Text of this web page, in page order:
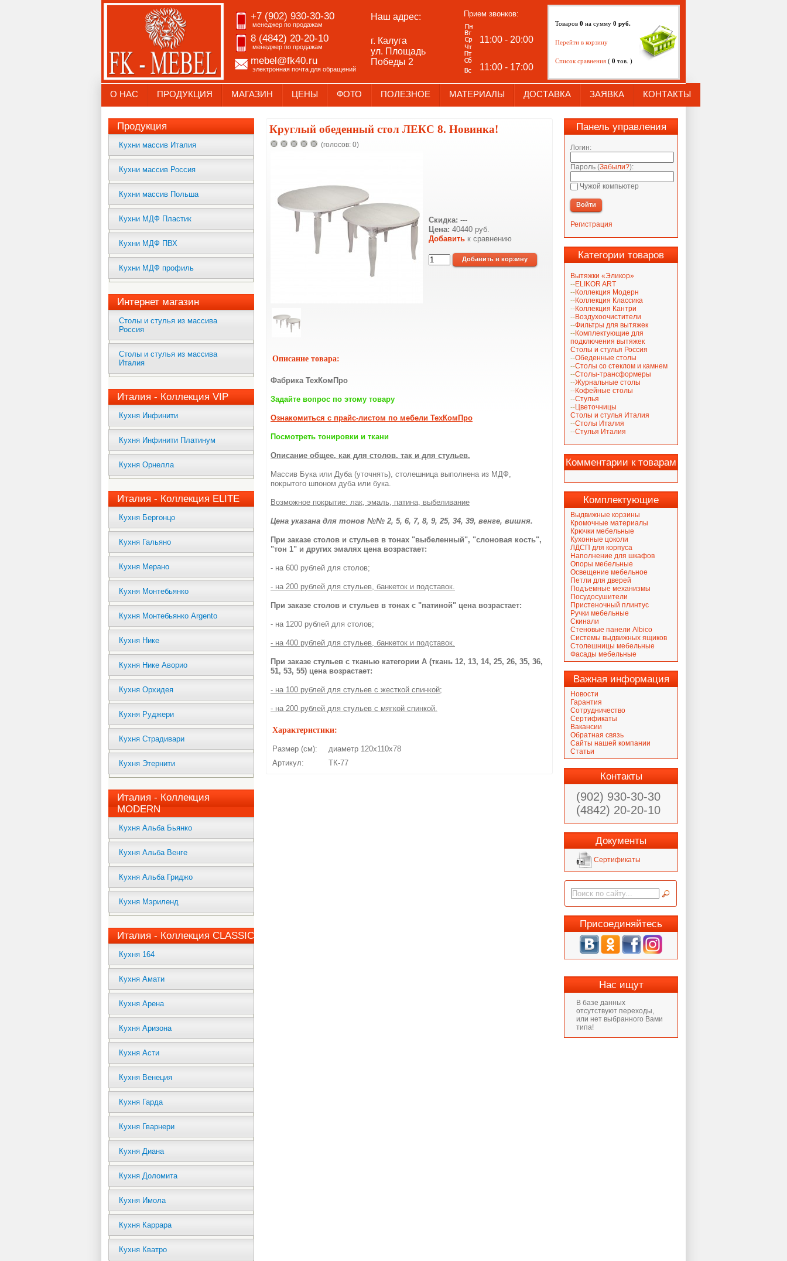
Наш адрес:
г. Калуга
ул. Площадь
Победы 2
Товаров 0 на сумму 0 руб.
Перейти в корзину
Список сравнения ( 0 тов. )
+7 (902) 930-30-30
менеджер по продажам
8 (4842) 20-20-10
менеджер по продажам
mebel@fk40.ru
электронная почта для обращений
Прием звонков:
11:00 - 20:00
11:00 - 17:00
О НАС ПРОДУКЦИЯ МАГАЗИН ЦЕНЫ ФОТО ПОЛЕЗНОЕ МАТЕРИАЛЫ ДОСТАВКА ЗАЯВКА КОНТАКТЫ
Продукция
Кухни массив Италия
Кухни массив Россия
Кухни массив Польша
Кухни МДФ Пластик
Кухни МДФ ПВХ
Кухни МДФ профиль
Интернет магазин
Столы и стулья из массива
Россия
Столы и стулья из массива
Италия
Италия - Коллекция VIP
Кухня Инфинити
Кухня Инфинити Платинум
Кухня Орнелла
Италия - Коллекция ELITE
Кухня Бергонцо
Кухня Гальяно
Кухня Мерано
Кухня Монтебьянко
Кухня Монтебьянко Argento
Кухня Нике
Кухня Нике Аворио
Кухня Орхидея
Кухня Руджери
Кухня Страдивари
Кухня Этернити
Италия - Коллекция
MODERN
Кухня Альба Бьянко
Кухня Альба Венге
Кухня Альба Гриджо
Кухня Мэриленд
Италия - Коллекция CLASSIC
Кухня 164
Кухня Амати
Кухня Арена
Кухня Аризона
Кухня Асти
Кухня Венеция
Кухня Гарда
Кухня Гварнери
Кухня Диана
Кухня Доломита
Кухня Имола
Кухня Каррара
Кухня Кватро
Круглый обеденный стол ЛЕКС 8. Новинка!
(голосов: 0)
Скидка: ---
Цена: 40440 руб.
Добавить к сравнению
Описание товара:
Фабрика ТехКомПро
Задайте вопрос по этому товару
Ознакомиться с прайс-листом по мебели ТехКомПро
Посмотреть тонировки и ткани
Описание общее, как для столов, так и для стульев.
Массив Бука или Дуба (уточнять), столешница выполнена из МДФ,
покрытого шпоном дуба или бука.
Возможное покрытие: лак, эмаль, патина, выбеливание
Цена указана для тонов №№ 2, 5, 6, 7, 8, 9, 25, 34, 39, венге, вишня.
При заказе столов и стульев в тонах "выбеленный", "слоновая кость",
"тон 1" и других эмалях цена возрастает:
- на 600 рублей для столов;
- на 200 рублей для стульев, банкеток и подставок.
При заказе столов и стульев в тонах с "патиной" цена возрастает:
- на 1200 рублей для столов;
- на 400 рублей для стульев, банкеток и подставок.
При заказе стульев с тканью категории А (ткань 12, 13, 14, 25, 26, 35, 36,
51, 53, 55) цена возрастает:
- на 100 рублей для стульев с жесткой спинкой;
- на 200 рублей для стульев с мягкой спинкой.
Характеристики:
Размер (см):
диаметр 120х110х78
Артикул:
ТК-77
Панель управления
Логин:
Пароль (Забыли?):
Чужой компьютер
Войти
Регистрация
Категории товаров
Вытяжки «Эликор»
ELIKOR ART
Коллекция Модерн
Коллекция Классика
Коллекция Кантри
Воздухоочистители
Фильтры для вытяжек
Комплектующие для
подключения вытяжек
Столы и стулья Россия
Обеденные столы
Столы со стеклом и камнем
Столы-трансформеры
Журнальные столы
Кофейные столы
Стулья
Цветочницы
Столы и стулья Италия
Столы Италия
Стулья Италия
Комментарии к товарам
Комплектующие
Выдвижные корзины
Кромочные материалы
Крючки мебельные
Кухонные цоколи
ЛДСП для корпуса
Наполнение для шкафов
Опоры мебельные
Освещение мебельное
Петли для дверей
Подъемные механизмы
Посудосушители
Пристеночный плинтус
Ручки мебельные
Скинали
Стеновые панели Albico
Системы выдвижных ящиков
Столешницы мебельные
Фасады мебельные
Важная информация
Новости
Гарантия
Сотрудничество
Сертификаты
Вакансии
Обратная связь
Сайты нашей компании
Статьи
Контакты
(902) 930-30-30
(4842) 20-20-10
Документы
Сертификаты
Присоединяйтесь
Нас ищут
В базе данных
отсутствуют переходы,
или нет выбранного Вами
типа!